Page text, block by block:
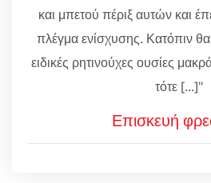
και μπετού πέριξ αυτών και
πλέγμα ενίσχυσης. Κατόπιν
ειδικές ρητινούχες ουσίες
τότε [...]"
Επισκευή